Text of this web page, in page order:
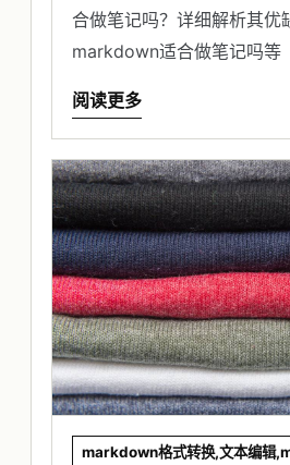
合做笔记吗？详细解析其优
markdown适合做笔记吗等
阅读更多
markdown格式转换,文本编辑